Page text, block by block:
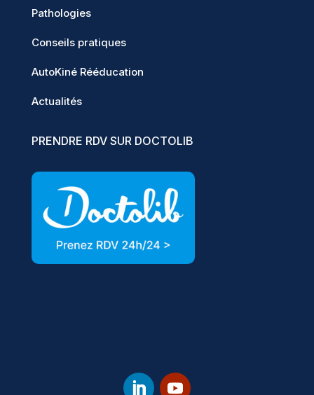
Pathologies
Conseils pratiques
AutoKiné Rééducation
Actualités
PRENDRE RDV SUR DOCTOLIB